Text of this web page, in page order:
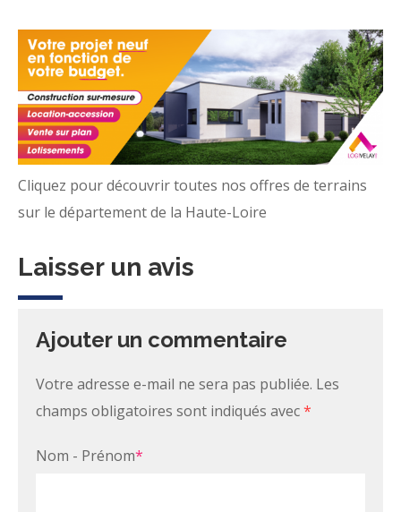
Cliquez pour découvrir toutes nos offres de terrains
sur le département de la Haute-Loire
Laisser un avis
Ajouter un commentaire
Votre adresse e-mail ne sera pas publiée. Les
champs obligatoires sont indiqués avec*
Nom - Prénom*